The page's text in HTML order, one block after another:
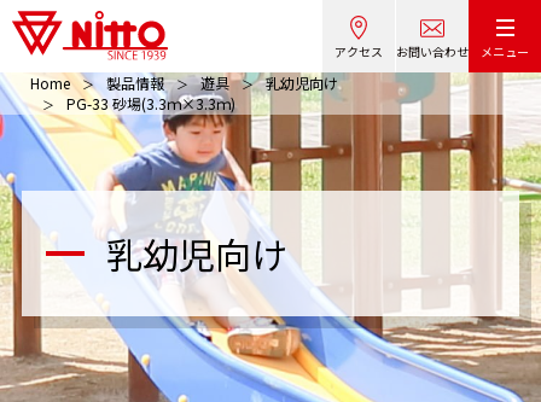
アクセス お問い合わせ メニュー
乳幼児向け
Home 製品情報 遊具
乳幼児向け
PG-33 砂場(3.3ｍ×3.3ｍ)